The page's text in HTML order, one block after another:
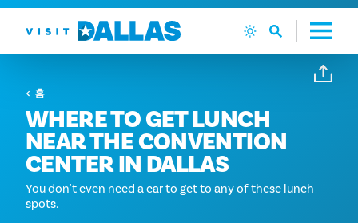
본문으로 건너뛰기
홈
WHERE TO GET LUNCH
NEAR THE CONVENTION
CENTER IN DALLAS
You don't even need a car to get to any of these lunch
spots.